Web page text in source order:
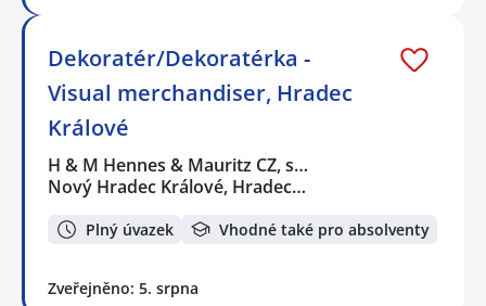
Dekoratér/Dekoratérka -
Visual merchandiser, Hradec
Králové
H & M Hennes & Mauritz CZ, s…
Nový Hradec Králové, Hradec…
Plný úvazek Vhodné také pro absolventy
Zveřejněno: 5. srpna